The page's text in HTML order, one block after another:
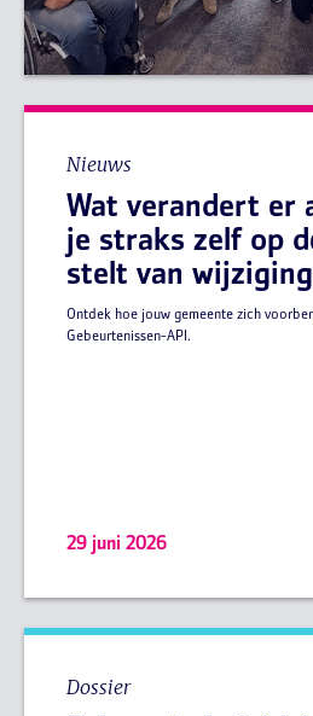
Nieuws
Wat verandert er
je straks zelf op
stelt van
Ontdek hoe jouw gemeente zich
Gebeurtenissen-API.
29 juni 2026
Dossier